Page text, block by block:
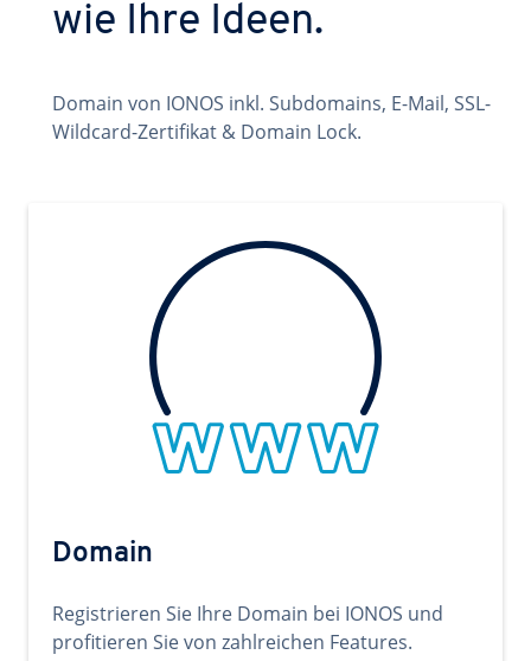
wie Ihre Ideen.
Domain von IONOS inkl. Subdomains, E-Mail, SSL-
Wildcard-Zertifikat & Domain Lock.
Domain
Registrieren Sie Ihre Domain bei IONOS und
profitieren Sie von zahlreichen Features.